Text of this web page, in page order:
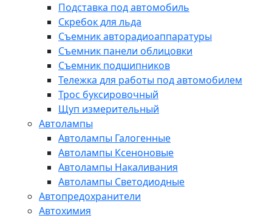
Подставка под автомобиль
Скребок для льда
Съемник авторадиоаппаратуры
Съемник панели облицовки
Съемник подшипников
Тележка для работы под автомобилем
Трос буксировочный
Щуп измерительный
Автолампы
Автолампы Галогенные
Автолампы Ксеноновые
Автолампы Накаливания
Автолампы Светодиодные
Автопредохранители
Автохимия